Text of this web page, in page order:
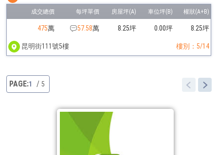
475萬 57.58萬 8.25坪 0.00坪 8.25坪
昆明街111號5樓 樓別：5/14
1 5